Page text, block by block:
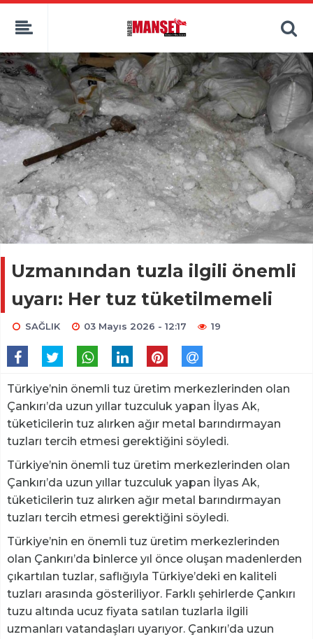
Uzmanından tuzla ilgili önemli
uyarı: Her tuz tüketilmemeli
SAĞLIK 03 Mayıs 2026 - 12:17 19
Türkiye’nin önemli tuz üretim merkezlerinden olan
Çankırı’da uzun yıllar tuzculuk yapan İlyas Ak,
tüketicilerin tuz alırken ağır metal barındırmayan
tuzları tercih etmesi gerektiğini söyledi.
Türkiye’nin önemli tuz üretim merkezlerinden olan
Çankırı’da uzun yıllar tuzculuk yapan İlyas Ak,
tüketicilerin tuz alırken ağır metal barındırmayan
tuzları tercih etmesi gerektiğini söyledi.
Türkiye’nin en önemli tuz üretim merkezlerinden
olan Çankırı’da binlerce yıl önce oluşan madenlerden
çıkartılan tuzlar, saflığıyla Türkiye’deki en kaliteli
tuzları arasında gösteriliyor. Farklı şehirlerde Çankırı
tuzu altında ucuz fiyata satılan tuzlarla ilgili
uzmanları vatandaşları uyarıyor. Çankırı’da uzun